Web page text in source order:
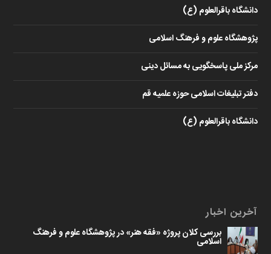
دانشگاه باقرالعلوم (ع)
پژوهشگاه علوم و فرهنگ اسلامی
مرکز ملی پاسخگویی به مسائل دینی
دفتر تبلیغات اسلامی حوزه علمیه قم
دانشگاه باقرالعلوم (ع)
آخرین اخبار
بررسی کلان پروژه «فقه هنر» در پژوهشگاه علوم و فرهنگ
اسلامی